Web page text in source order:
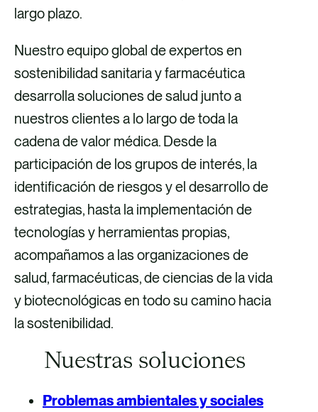
largo plazo.
Nuestro equipo global de expertos en
sostenibilidad sanitaria y farmacéutica
desarrolla soluciones de salud junto a
nuestros clientes a lo largo de toda la
cadena de valor médica. Desde la
participación de los grupos de interés, la
identificación de riesgos y el desarrollo de
estrategias, hasta la implementación de
tecnologías y herramientas propias,
acompañamos a las organizaciones de
salud, farmacéuticas, de ciencias de la vida
y biotecnológicas en todo su camino hacia
la sostenibilidad.
Nuestras soluciones
Problemas ambientales y sociales